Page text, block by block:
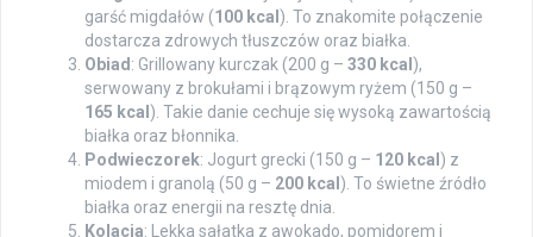
garść migdałów (100 kcal ). To znakomite połączenie
dostarcza zdrowych tłuszczów oraz białka.
Obiad : Grillowany kurczak (200 g – 330 kcal ),
serwowany z brokułami i brązowym ryżem (150 g –
165 kcal ). Takie danie cechuje się wysoką zawartością
białka oraz błonnika.
Podwieczorek: Jogurt grecki (150 g – 120 kcal ) z
miodem i granolą (50 g – 200 kcal ). To świetne źródło
białka oraz energii na resztę dnia.
Kolacja: Lekka sałatka z awokado, pomidorem i